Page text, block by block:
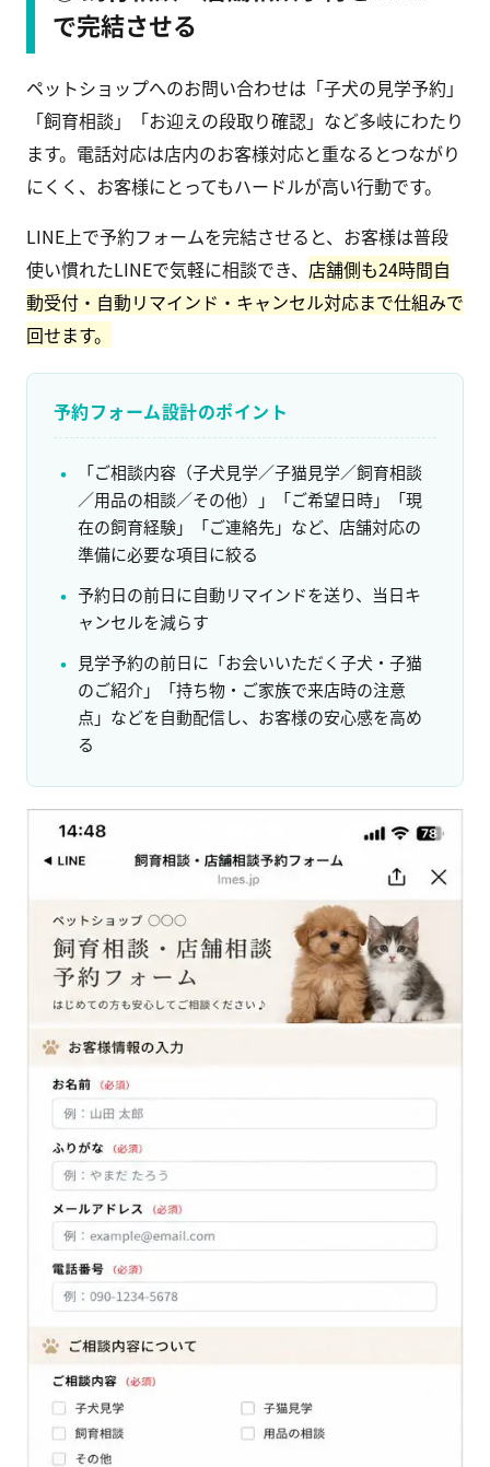
で完結させる
ペットショップへのお問い合わせは「子犬の見学予約」
「飼育相談」「お迎えの段取り確認」など多岐にわたり
ます。電話対応は店内のお客様対応と重なるとつながり
にくく、お客様にとってもハードルが高い行動です。
LINE上で予約フォームを完結させると、お客様は普段
使い慣れたLINEで気軽に相談でき、 店舗側も24時間自
動受付・自動リマインド・キャンセル対応まで仕組みで
回せます。
予約フォーム設計のポイント
「ご相談内容（子犬見学／子猫見学／飼育相談
／用品の相談／その他）」「ご希望日時」「現
在の飼育経験」「ご連絡先」など、店舗対応の
準備に必要な項目に絞る
予約日の前日に自動リマインドを送り、当日キ
ャンセルを減らす
見学予約の前日に「お会いいただく子犬・子猫
のご紹介」「持ち物・ご家族で来店時の注意
点」などを自動配信し、お客様の安心感を高め
る